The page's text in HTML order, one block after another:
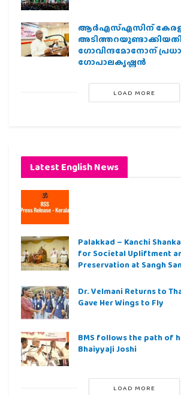
ആര്‍എസ്എസിന്
ഗോവിന്ദമോനോന്
ഗോപാലകൃഷ്ണന്‍
LOAD MORE
Latest English News
Palakkad – Kanchi
for Societal Upliftment
Preservation at Sangh
Dr. Velmani Returns to
Gave Her Wings to Fly
BMS follows the path of
Bhaiyyaji Joshi
LOAD MORE